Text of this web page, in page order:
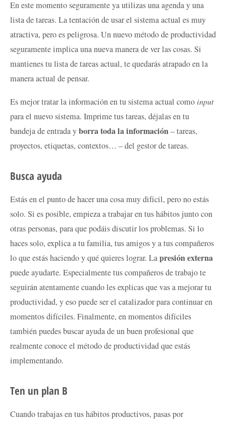
En este momento seguramente ya utilizas una agenda y una
lista de tareas. La tentación de usar el sistema actual es muy
atractiva, pero es peligrosa. Un nuevo método de productividad
seguramente implica una nueva manera de ver las cosas. Si
mantienes tu lista de tareas actual, te quedarás atrapado en la
manera actual de pensar.
Es mejor tratar la información en tu sistema actual como input
para el nuevo sistema. Imprime tus tareas, déjalas en tu
bandeja de entrada yborra toda la información– tareas,
proyectos, etiquetas, contextos… – del gestor de tareas.
Busca ayuda
Estás en el punto de hacer una cosa muy difícil, pero no estás
solo. Si es posible, empieza a trabajar en tus hábitos junto con
otras personas, para que podáis discutir los problemas. Si lo
haces solo, explica a tu familia, tus amigos y a tus compañeros
lo que estás haciendo y qué quieres lograr. Lapresión externa
puede ayudarte. Especialmente tus compañeros de trabajo te
seguirán atentamente cuando les explicas que vas a mejorar tu
productividad, y eso puede ser el catalizador para continuar en
momentos difíciles. Finalmente, en momentos difíciles
también puedes buscar ayuda de un buen profesional que
realmente conoce el método de productividad que estás
implementando.
Ten un plan B
Cuando trabajas en tus hábitos productivos, pasas por